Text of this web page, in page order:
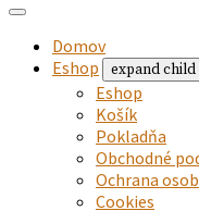
Domov
Eshop
expand child
Eshop
Košík
Pokladňa
Obchodné
Ochrana
Cookies